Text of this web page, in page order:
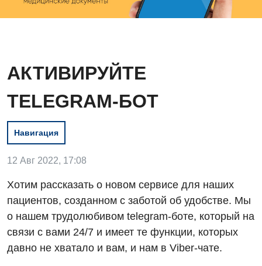
Мероприятия БПР
Интернатура
Энциклопедия
Диагностика
Ангиографические исследования
Диагностическое отделение
Гинекологическое отделение
АКТИВИРУЙТЕ
TELEGRAM-БОТ
Навигация
12 Авг 2022, 17:08
Хотим рассказать о новом сервисе для наших
пациентов, созданном с заботой об удобстве. Мы
о нашем трудолюбивом telegram-боте, который на
связи с вами 24/7 и имеет те функции, которых
давно не хватало и вам, и нам в Viber-чате.